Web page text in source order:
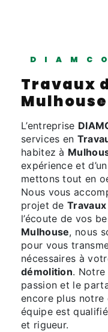
Travaux
Mulhouse
L’entreprise
services en
habitez à
expérience et
mettons tout en
Nous vous
projet de
l’écoute de vos
Mulhouse, nous
pour vous
nécessaires à
démolition.
passion et le
encore plus notre
équipe est
et rigueur.